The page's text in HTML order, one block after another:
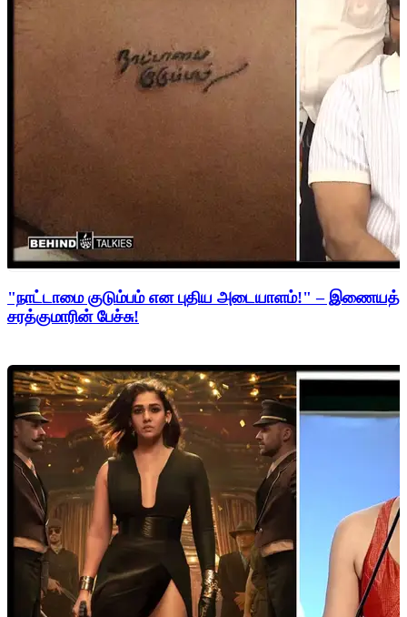
"நாட்டாமை குடும்பம் என புதிய அடையாளம்!" –
சரத்குமாரின் பேச்சு!